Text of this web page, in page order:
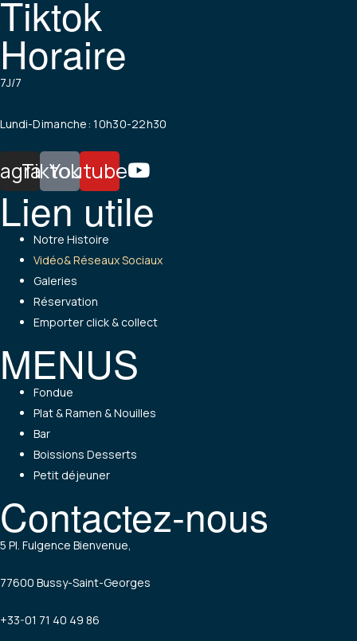
Tiktok
Horaire
7J/7
Lundi-Dimanche: 10h30-22h30
Tiktok
Youtube
Lien utile
Menu
Notre Histoire
Vidéo& Réseaux Sociaux
Galeries
Réservation
Emporter click & collect
MENUS
Menu
Fondue
Plat & Ramen & Nouilles
Bar
Boissions Desserts
Petit déjeuner
Contactez-nous
5 Pl. Fulgence Bienvenue,
77600 Bussy-Saint-Georges
+33-01 71 40 49 86